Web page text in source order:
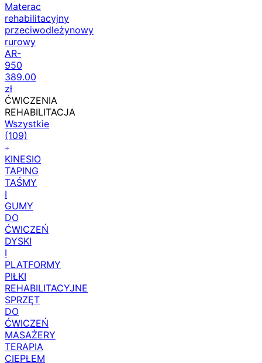
Materac
rehabilitacyjny
przeciwodleżynowy
rurowy
AR-
950
389.00
zł
ĆWICZENIA
REHABILITACJA
Wszystkie
(109)
KINESIO
TAPING
TAŚMY
I
GUMY
DO
ĆWICZEŃ
DYSKI
I
PLATFORMY
PIŁKI
REHABILITACYJNE
SPRZĘT
DO
ĆWICZEŃ
MASAŻERY
TERAPIA
CIEPŁEM